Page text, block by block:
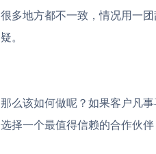
很多地方都不一致，情况用一
疑。
那么该如何做呢？如果客户凡
选择一个最值得信赖的合作伙